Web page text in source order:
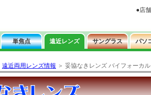
遠近両用レンズ情報 ＞ 妥協なきレンズ バイフォーカル